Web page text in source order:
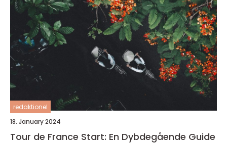
redaktionel
18. January 2024
Tour de France Start: En Dybdegående Guide